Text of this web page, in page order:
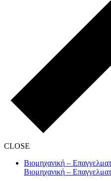
CLOSE
Βιομηχανική –
Βιομηχανική –